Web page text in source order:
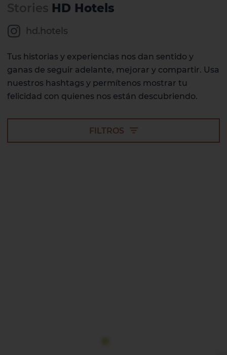
HD Hotels
hd.hotels
Tus historias y experiencias nos dan sentido y
ganas de seguir adelante, mejorar y compartir. Usa
nuestros hashtags y permítenos mostrar tu
felicidad con quienes nos están descubriendo.
FILTROS